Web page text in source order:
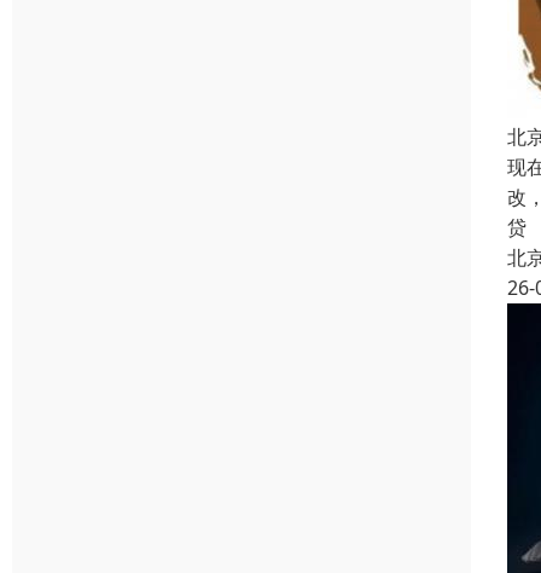
北
现
改
贷
北
26-